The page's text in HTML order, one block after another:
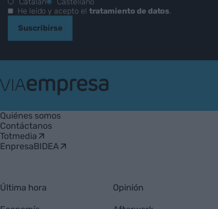
He leído y acepto el tratamiento de datos.
Suscribirse
Empresa
Quiénes somos
Contáctanos
Totmedia
EnpresaBIDEA
Última hora Opinión